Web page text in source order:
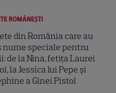
ROMÂNEŞTI
din România care au
nume speciale pentru
de la Nina, fetița Laurei
la Jessica lui Pepe și
a Ginei Pistol